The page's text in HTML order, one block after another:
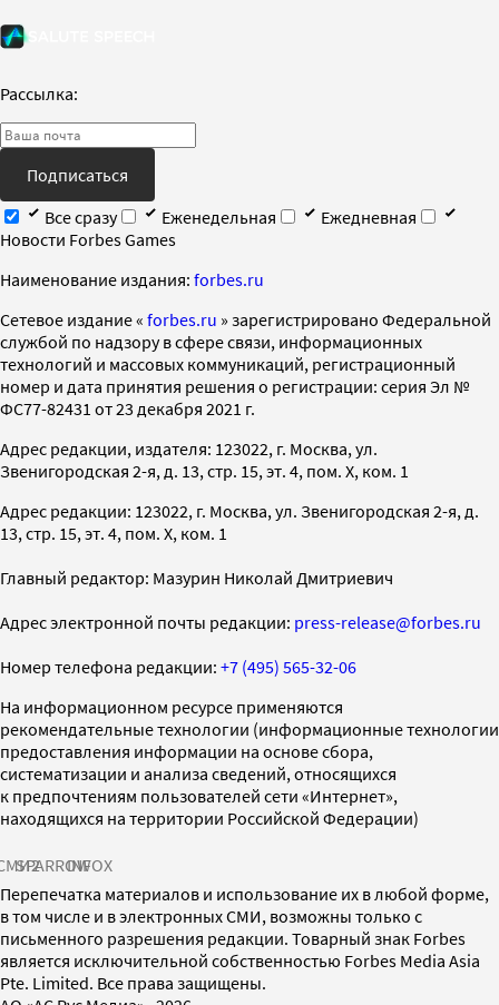
Рассылка:
Подписаться
Все сразу
Еженедельная
Ежедневная
Новости Forbes Games
Наименование издания: forbes.ru
Cетевое издание « forbes.ru » зарегистрировано Федеральной
службой по надзору в сфере связи, информационных
технологий и массовых коммуникаций, регистрационный
номер и дата принятия решения о регистрации: серия Эл №
ФС77-82431 от 23 декабря 2021 г.
Адрес редакции, издателя: 123022, г. Москва, ул.
Звенигородская 2-я, д. 13, стр. 15, эт. 4, пом. X, ком. 1
Адрес редакции: 123022, г. Москва, ул. Звенигородская 2-я, д.
13, стр. 15, эт. 4, пом. X, ком. 1
Главный редактор: Мазурин Николай Дмитриевич
Адрес электронной почты редакции: press-release@forbes.ru
Номер телефона редакции: +7 (495) 565-32-06
На информационном ресурсе применяются
рекомендательные технологии (информационные технологии
предоставления информации на основе сбора,
систематизации и анализа сведений, относящихся
к предпочтениям пользователей сети «Интернет»,
находящихся на территории Российской Федерации)
SPARROWINFOX
Перепечатка материалов и использование их в любой форме,
в том числе и в электронных СМИ, возможны только с
письменного разрешения редакции. Товарный знак Forbes
является исключительной собственностью Forbes Media Asia
Pte. Limited. Все права защищены.